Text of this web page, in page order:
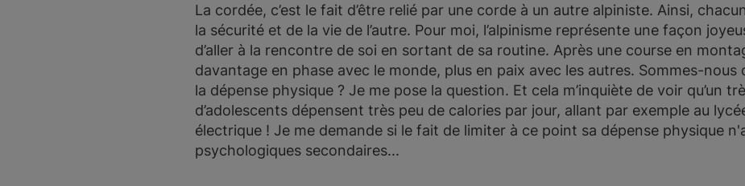
La cordée, c’est le fait d’être relié par une corde à un autre alpiniste. Ainsi,
la sécurité et de la vie de l’autre. Pour moi, l’alpinisme représente une façon
d’aller à la rencontre de soi en sortant de sa routine. Après une course en
davantage en phase avec le monde, plus en paix avec les autres. Sommes-
la dépense physique ? Je me pose la question. Et cela m’inquiète de voir qu’un
d’adolescents dépensent très peu de calories par jour, allant par exemple au
électrique ! Je me demande si le fait de limiter à ce point sa dépense physique
psychologiques secondaires...